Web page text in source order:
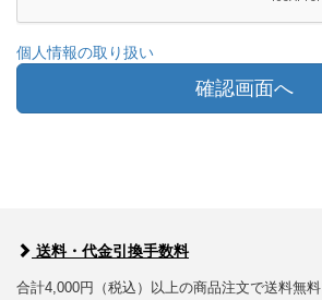
個人情報の取り扱い
確認画面へ
送料・代金引換手数料
合計4,000円（税込）以上の商品注文で送料無料